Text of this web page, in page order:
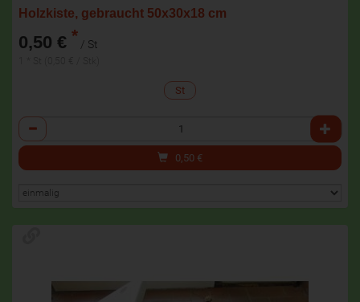
Holzkiste, gebraucht 50x30x18 cm
0,50 € * / St
St
Anzahl
0,50 €